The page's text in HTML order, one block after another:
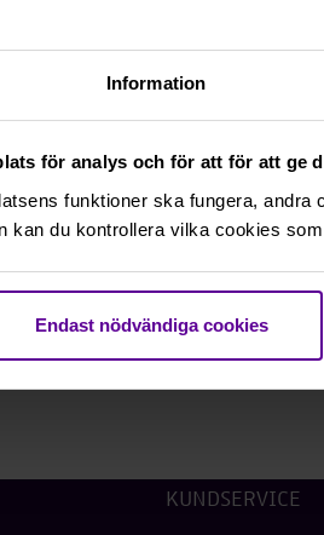
Information
för analys och för att för att ge
funktioner ska fungera, andra
kan du kontrollera vilka cookies
Endast nödvändiga cookies
ytterligare
Cedwall, Chef portföljstrategi
Wolmestad, kommunikationschef,
KUNDSERVICE